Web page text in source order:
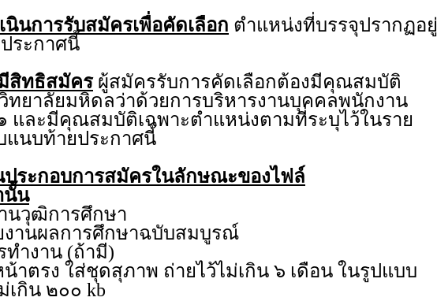
นการรับสมัครเพื่อคัดเลือก ตำแหน่งที่บรรจุปรากฏอยู่
ระกาศนี้
สิทธิสมัครผู้สมัครรับการคัดเลือกต้องมีคุณสมบัติ
ยาลัยมหิดลว่าด้วยการบริหารงานบุคคลพนักงาน
และมีคุณสมบัติเฉพาะตำแหน่งตามที่ระบุไว้ในราย
แนบท้ายประกาศนี้
ประกอบการสมัครในลักษณะของไฟล์
นั้น
วุฒิการศึกษา
นผลการศึกษาฉบับสมบูรณ์
งาน (ถ้ามี)
ง ใส่ชุดสุภาพ ถ่ายไว้ไม่เกิน ๖ เดือน ในรูปแบบ
เกิน ๒๐๐ kb